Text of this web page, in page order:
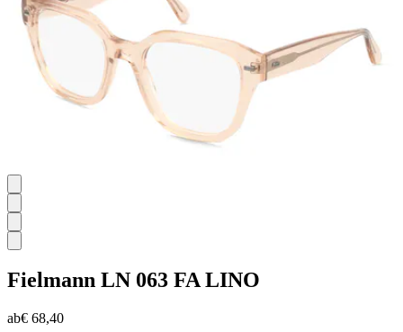
Fielmann LN 063 FA LINO
ab€ 68,40